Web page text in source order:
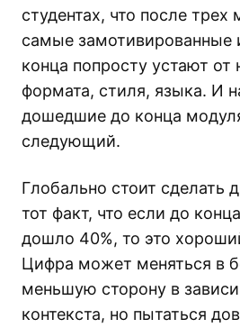
студентах, что после
самые замотивированные
конца попросту устают
формата, стиля, языка. И
дошедшие до конца
следующий.
Глобально стоит сделать
тот факт, что если до
дошло 40%, то это
Цифра может меняться в
меньшую сторону в
контекста, но пытаться